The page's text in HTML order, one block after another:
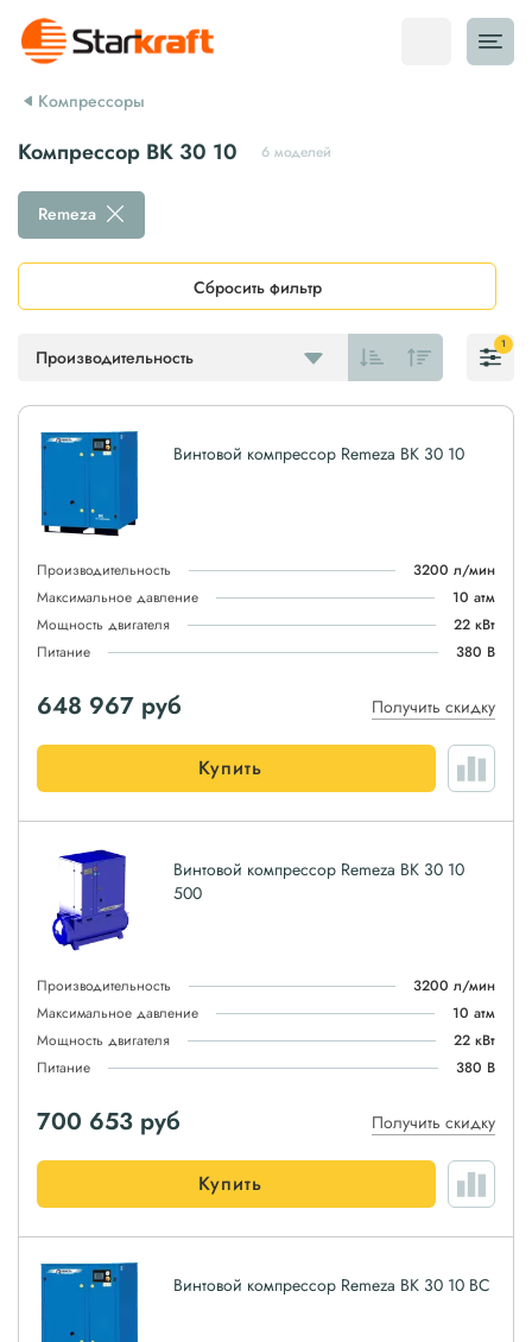
Компрессоры
Компрессор ВК 30 10 6 моделей
Производительность
Remeza
Сбросить фильтр
1
Винтовой компрессор Remeza ВК 30 10
Производительность
3200 л/мин
Максимальное давление
10 атм
Мощность двигателя
22 кВт
Питание
380 В
648 967 руб Получить скидку
Купить
Винтовой компрессор Remeza ВК 30 10
500
Производительность
3200 л/мин
Максимальное давление
10 атм
Мощность двигателя
22 кВт
Питание
380 В
700 653 руб Получить скидку
Купить
Винтовой компрессор Remeza ВК 30 10 ВС